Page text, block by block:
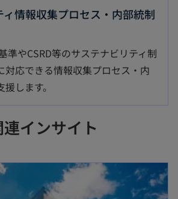
情報収集プロセス・内部統制
準やCSRD等のサステナビリティ制
対応できる情報収集プロセス・内
します。
連インサイト